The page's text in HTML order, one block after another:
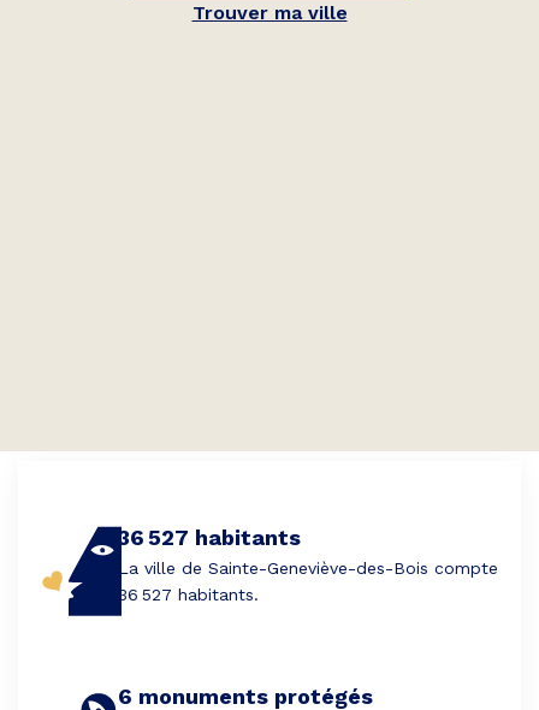
Trouver ma ville
36 527 habitants
La ville de Sainte-Geneviève-des-Bois compte
36 527 habitants.
6 monuments protégés